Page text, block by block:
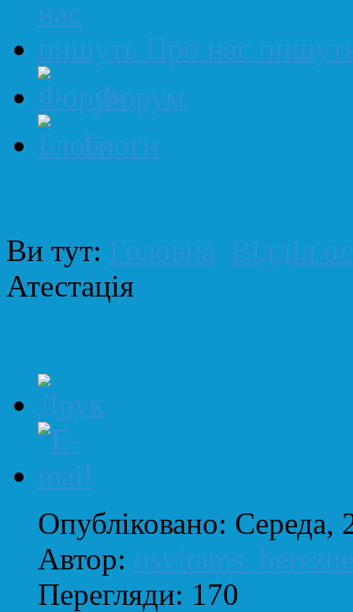
Про нас
Форум
Блоги
Ви тут: Головна Відділ
Атестація
Опубліковано: Середа,
Автор:
Перегляди: 170